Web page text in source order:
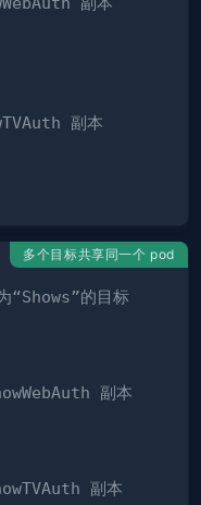
副本
多个目标共享同一个 pod
“Shows”的目标
副本
副本